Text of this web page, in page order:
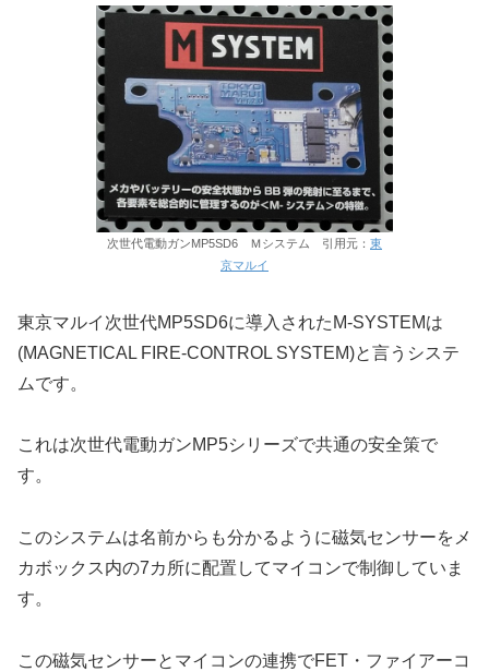
次世代電動ガンMP5SD6 Ｍシステム 引用元： 東
京マルイ
東京マルイ次世代MP5SD6に導入されたM-SYSTEMは
(MAGNETICAL FIRE-CONTROL SYSTEM)と言うシステ
ムです。
これは次世代電動ガンMP5シリーズで共通の安全策で
す。
このシステムは名前からも分かるように磁気センサーをメ
カボックス内の7カ所に配置してマイコンで制御していま
す。
この磁気センサーとマイコンの連携でFET・ファイアーコ